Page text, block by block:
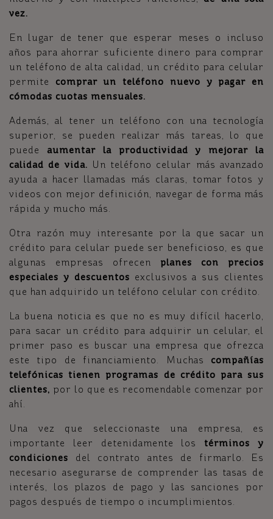
vez.
En lugar de tener que esperar meses o incluso
años para ahorrar suficiente dinero para comprar
un teléfono de alta calidad, un crédito para celular
permite comprar un teléfono nuevo y pagar en
cómodas cuotas mensuales.
Además, al tener un teléfono con una tecnología
superior, se pueden realizar más tareas, lo que
puede
aumentar la productividad y mejorar la
calidad de vida. Un teléfono celular más avanzado
ayuda a hacer llamadas más claras, tomar fotos y
videos con mejor definición, navegar de forma más
rápida y mucho más.
Otra razón muy interesante por la que sacar un
crédito para celular puede ser beneficioso, es que
algunas empresas ofrecen planes con precios
especiales y descuentos exclusivos a sus clientes
que han adquirido un teléfono celular con crédito.
La buena noticia es que no es muy difícil hacerlo,
para sacar un crédito para adquirir un celular, el
primer paso es buscar una empresa que ofrezca
este tipo de financiamiento. Muchas compañías
telefónicas tienen programas de crédito para sus
clientes, por lo que es recomendable comenzar por
ahí.
Una vez que seleccionaste una empresa, es
importante leer detenidamente lostérminos y
condiciones del contrato antes de firmarlo. Es
necesario asegurarse de comprender las tasas de
interés, los plazos de pago y las sanciones por
pagos después de tiempo o incumplimientos.